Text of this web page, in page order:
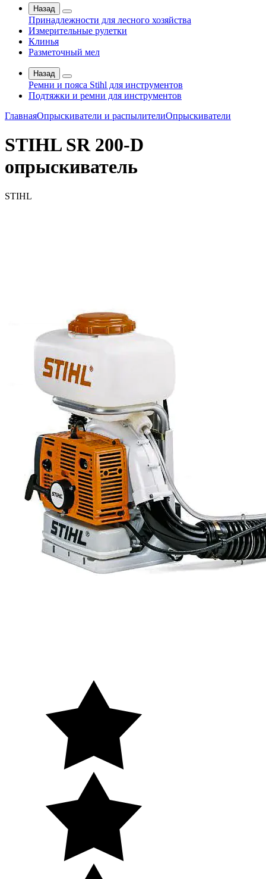
Назад
Принадлежности для лесного хозяйства
Измерительные рулетки
Клинья
Разметочный мел
Назад
Ремни и пояса Stihl для инструментов
Подтяжки и ремни для инструментов
ГлавнаяОпрыскиватели и распылителиОпрыскиватели
STIHL SR 200-D
опрыскиватель
STIHL